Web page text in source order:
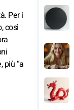
Per i
così
più “a